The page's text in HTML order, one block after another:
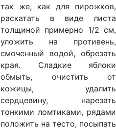
так же, как для пирожков,
раскатать в виде листа
толщиной примерно 1/2 см,
уложить на противень,
смоченный водой, обрезать
края. Сладкие яблоки
обмыть, очистить от
кожицы, удалить
сердцевину, нарезать
тонкими ломтиками, рядами
положить на тесто, посыпать